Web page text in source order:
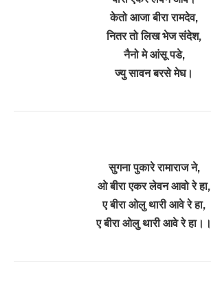
केतो आजा बीरा रामदेव,
नितर तो लिख भेज संदेश,
नैनो मे आंसू पडे,
ज्यु सावन बरसे मेघ।
सुगना पुकारे रामाराज ने,
ओ बीरा एकर लेवन आवो रे हा,
ए बीरा ओलु थारी आवे रे हा,
ए बीरा ओलु थारी आवे रे हा।।